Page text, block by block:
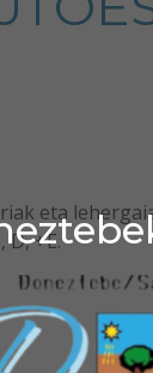
eta
D, +E.